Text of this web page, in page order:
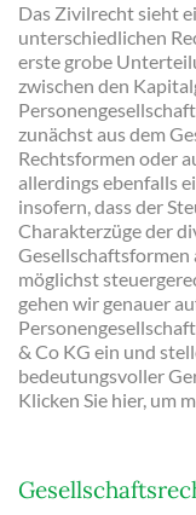
Das Zivilrecht sieht
unterschiedlichen
erste grobe
zwischen den
zunächst aus dem
Rechtsformen oder
allerdings ebenfalls
insofern, dass der
Charakterzüge der
Gesellschaftsformen
möglichst
gehen wir genauer
& Co KG ein und
bedeutungsvoller
Klicken Sie hier, um